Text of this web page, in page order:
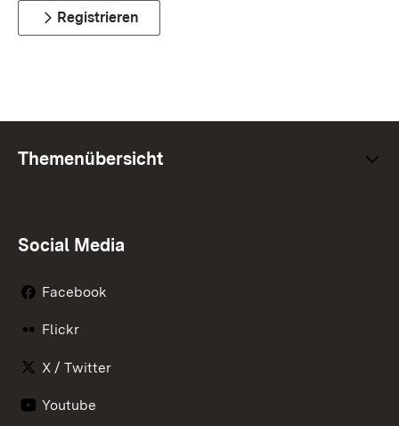
Registrieren
Themenübersicht
Social Media
Facebook
Flickr
X / Twitter
Youtube